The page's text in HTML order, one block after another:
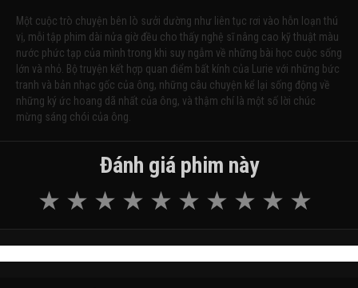
Một cuộc trò chuyện bên lò sưởi dường như liên tục rơi vào hỗn loạn thú
vị, mỗi tập phim dài nửa giờ đều cho thấy nghệ sĩ nâng cao kỹ thuật màu
nước phức tạp của mình trong khi suy ngẫm về những bài học cuộc sống
lớn và nhỏ. Bộ truyện kết hợp quan điểm bất kính của Lurie với những bức
tranh và bản nhạc gốc của ông, những câu chuyện kể lại sống động về
những ký ức hoang dã nhất của ông, và thậm chí là một số lời chúc
mừng sáng chói của ông.
Đánh giá phim này